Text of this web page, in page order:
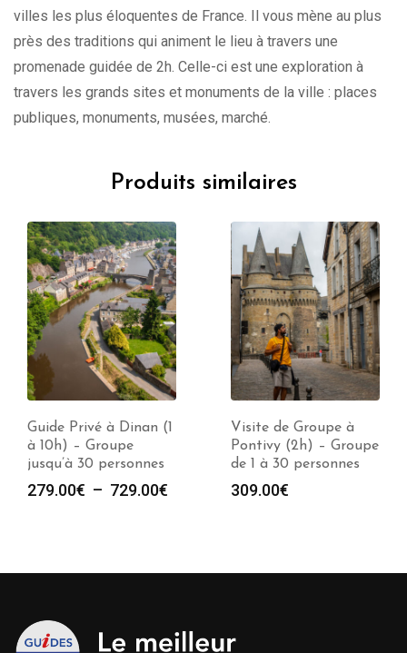
villes les plus éloquentes de France. Il vous mène au plus
près des traditions qui animent le lieu à travers une
promenade guidée de 2h. Celle-ci est une exploration à
travers les grands sites et monuments de la ville : places
publiques, monuments, musées, marché.
Produits similaires
Guide Privé à Dinan (1
à 10h) – Groupe
jusqu’à 30 personnes
279.00€ – 729.00€
à
Visite de Groupe à
Pontivy (2h) – Groupe
de 1 à 30 personnes
309.00€